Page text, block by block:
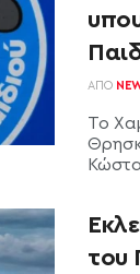
ΑΠΌ
Το
του